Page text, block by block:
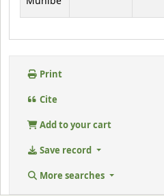
Print
Cite
Add to your cart
Save record
More searches